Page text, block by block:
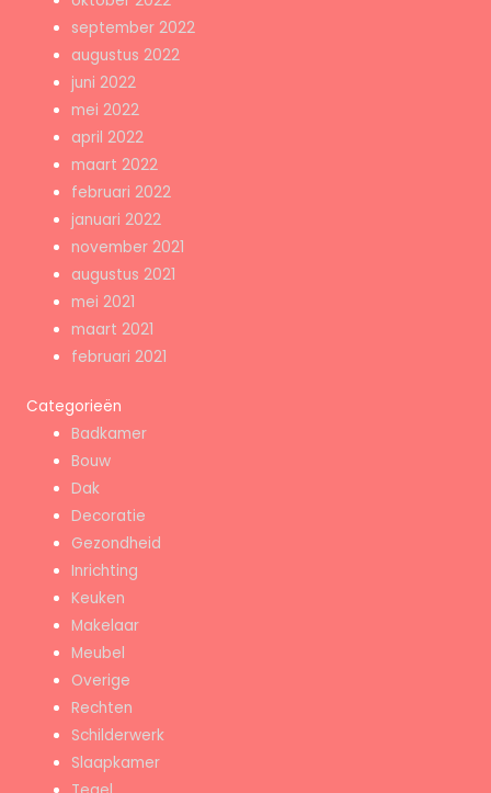
september 2022
augustus 2022
juni 2022
mei 2022
april 2022
maart 2022
februari 2022
januari 2022
november 2021
augustus 2021
mei 2021
maart 2021
februari 2021
Categorieën
Badkamer
Bouw
Dak
Decoratie
Gezondheid
Inrichting
Keuken
Makelaar
Meubel
Overige
Rechten
Schilderwerk
Slaapkamer